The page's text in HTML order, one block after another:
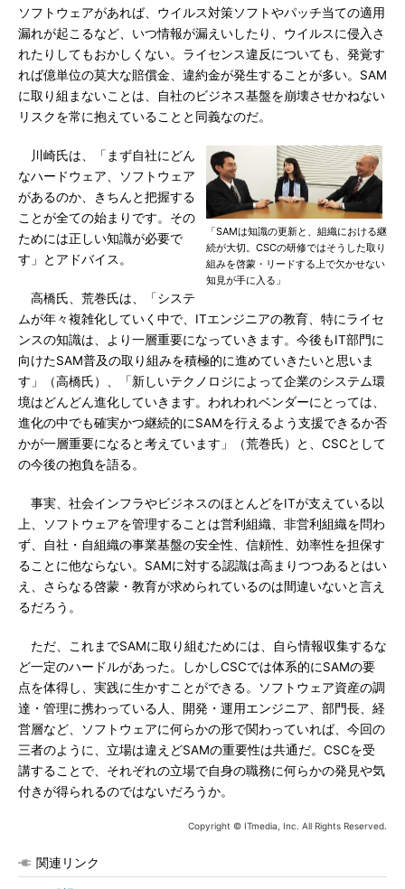
ソフトウェアがあれば、ウイルス対策ソフトやパッチ当ての適用
漏れが起こるなど、いつ情報が漏えいしたり、ウイルスに侵入さ
れたりしてもおかしくない。ライセンス違反についても、発覚す
れば億単位の莫大な賠償金、違約金が発生することが多い。SAM
に取り組まないことは、自社のビジネス基盤を崩壊させかねない
リスクを常に抱えていることと同義なのだ。
「SAMは知識の更新と、組織における継
続が大切。CSCの研修ではそうした取り
組みを啓蒙・リードする上で欠かせない
知見が手に入る」
川崎氏は、「まず自社にどん
なハードウェア、ソフトウェア
があるのか、きちんと把握する
ことが全ての始まりです。その
ためには正しい知識が必要で
す」とアドバイス。
高橋氏、荒巻氏は、「システ
ムが年々複雑化していく中で、ITエンジニアの教育、特にライセ
ンスの知識は、より一層重要になっていきます。今後もIT部門に
向けたSAM普及の取り組みを積極的に進めていきたいと思いま
す」（高橋氏）、「新しいテクノロジによって企業のシステム環
境はどんどん進化していきます。われわれベンダーにとっては、
進化の中でも確実かつ継続的にSAMを行えるよう支援できるか否
かが一層重要になると考えています」（荒巻氏）と、CSCとして
の今後の抱負を語る。
事実、社会インフラやビジネスのほとんどをITが支えている以
上、ソフトウェアを管理することは営利組織、非営利組織を問わ
ず、自社・自組織の事業基盤の安全性、信頼性、効率性を担保す
ることに他ならない。SAMに対する認識は高まりつつあるとはい
え、さらなる啓蒙・教育が求められているのは間違いないと言え
るだろう。
ただ、これまでSAMに取り組むためには、自ら情報収集するな
ど一定のハードルがあった。しかしCSCでは体系的にSAMの要
点を体得し、実践に生かすことができる。ソフトウェア資産の調
達・管理に携わっている人、開発・運用エンジニア、部門長、経
営層など、ソフトウェアに何らかの形で関わっていれば、今回の
三者のように、立場は違えどSAMの重要性は共通だ。CSCを受
講することで、それぞれの立場で自身の職務に何らかの発見や気
付きが得られるのではないだろうか。
Copyright © ITmedia, Inc. All Rights Reserved.
関連リンク